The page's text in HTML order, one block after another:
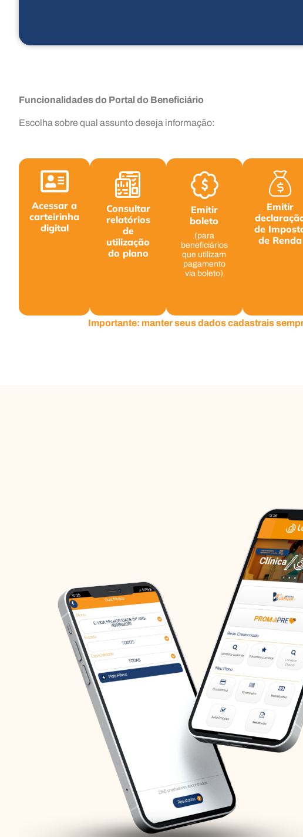
Funcionalidades do Portal do Beneficiário
Escolha sobre qual assunto deseja informação:
Acessar a
carteirinha
digital
Consultar
relatórios
de
utilização
do plano
Emitir
boleto
(para
beneficiários
que utilizam
pagamento
via boleto)
Emitir
de
de Renda
Importante: manter seus dados cadastrais